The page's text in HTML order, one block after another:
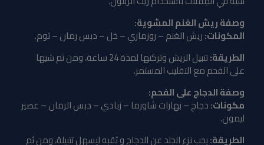
وصفة ريش الغنم المشوية:
المكونات:ريش الغنم – روزماري – خل – دبس رمان – ثوم.
الطريقة:
تتبيل الريش وتركتها لمدة 24 ساعة، ومن ثم شيها
على الفحم مع التقليب المستمر.
وصفة الدجاج على الفحم:
مكونات:دجاج – بهارات شاورما – زبادي – دبس الرمان – عصير
ليمون.
الطريقة:يجب نزع الجلد عن الدجاج و ثقبه ليسهل تتبيلهُ، ومن ثم